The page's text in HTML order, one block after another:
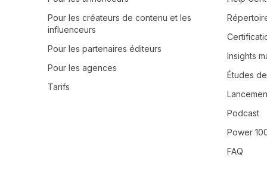
Pour les créateurs de contenu et les
influenceurs
Pour les partenaires éditeurs
Pour les agences
Tarifs
Insights
Études
Podcast
Power
FAQ